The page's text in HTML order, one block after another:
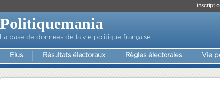
Politiquemania
La base de données de la vie politique française
Elus Résultats électoraux Règles électorales Vie